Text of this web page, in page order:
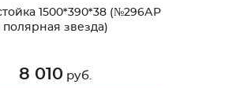
1500*390*38 (№296АР
полярная звезда)
8 010 руб.